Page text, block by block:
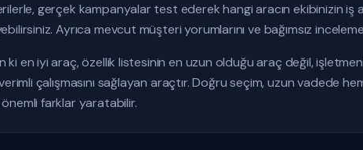
gerçek kampanyalar test ederek hangi aracın ekibinizin iş
Ayrıca mevcut müşteri yorumlarını ve bağımsız
ki en iyi araç, özellik listesinin en uzun olduğu araç değil,
çalışmasını sağlayan araçtır. Doğru seçim, uzun vadede
önemli farklar yaratabilir.